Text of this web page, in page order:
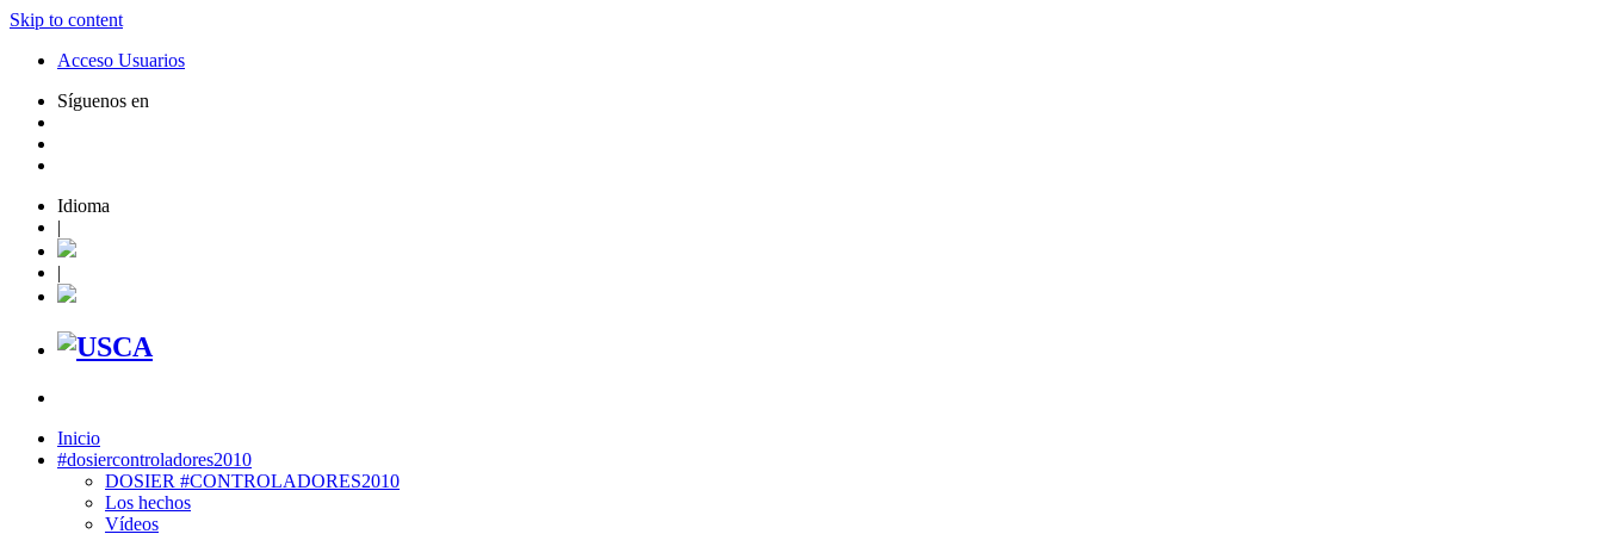
Skip to content
Acceso Usuarios
Síguenos en
Idioma
|
|
Inicio
#dosiercontroladores2010
DOSIER #CONTROLADORES2010
Los hechos
Vídeos